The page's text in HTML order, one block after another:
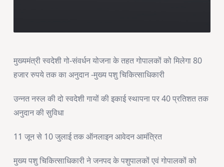
मुख्यमंत्री स्वदेशी गो-संवर्धन योजना के तहत गोपालकों को मिलेगा 80
हजार रुपये तक का अनुदान -मुख्य पशु चिकित्साधिकारी
उन्नत नस्ल की दो स्वदेशी गायों की इकाई स्थापना पर 40 प्रतिशत तक
अनुदान की सुविधा
11 जून से 10 जुलाई तक ऑनलाइन आवेदन आमंत्रित
मुख्य पशु चिकित्साधिकारी ने जनपद के पशुपालकों एवं गोपालकों को